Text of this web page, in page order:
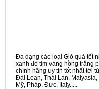
Đa dạng các loại Giỏ quà tết
xanh đỏ tím vàng hồng trắng
chính hãng uy tín tốt nhất tới
Đài Loan, Thái Lan, Malyasia,
Mỹ, Pháp, Đức, Italy.....